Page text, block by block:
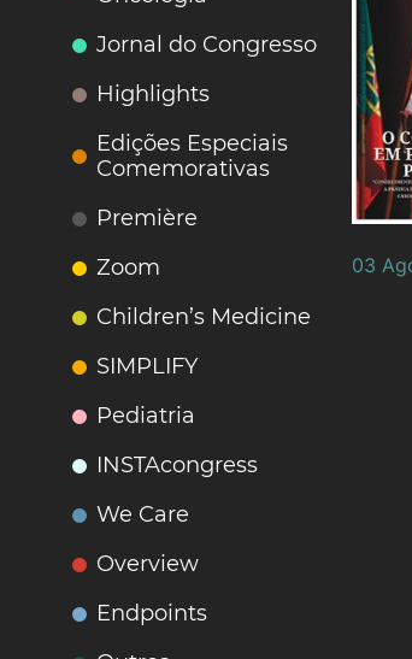
Jornal do Congresso
Highlights
Edições Especiais
Comemorativas
Première
Zoom
Children’s Medicine
SIMPLIFY
Pediatria
INSTAcongress
We Care
Overview
Endpoints
03